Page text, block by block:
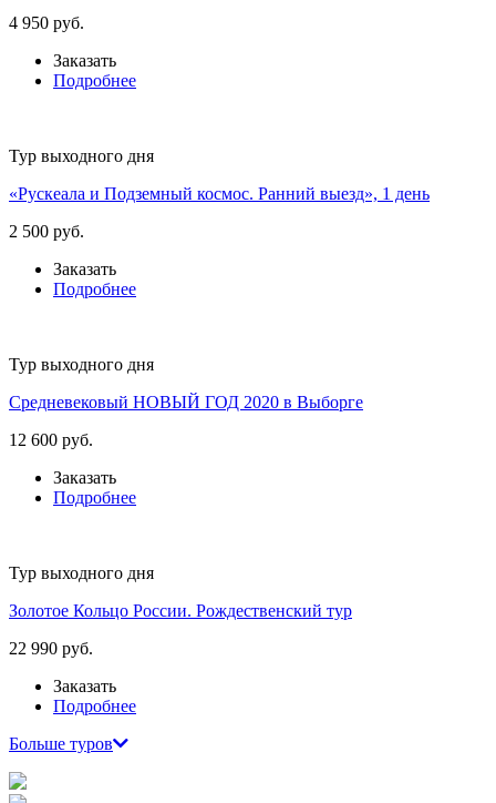
4 950 руб.
Заказать
Подробнее
Тур выходного дня
«Рускеала и Подземный космос. Ранний выезд», 1 день
2 500 руб.
Заказать
Подробнее
Тур выходного дня
Средневековый НОВЫЙ ГОД 2020 в Выборге
12 600 руб.
Заказать
Подробнее
Тур выходного дня
Золотое Кольцо России. Рождественский тур
22 990 руб.
Заказать
Подробнее
Больше туров